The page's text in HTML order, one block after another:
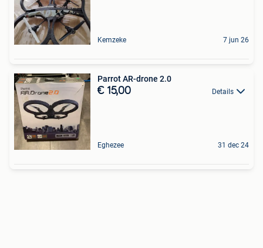
Kemzeke 7 jun 26
Parrot AR-drone 2.0
€ 15,00 Details
Eghezee 31 dec 24